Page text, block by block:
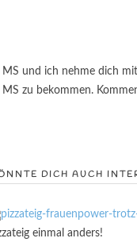
und ich nehme dich
zu bekommen.
DICH AUCH
einmal anders!